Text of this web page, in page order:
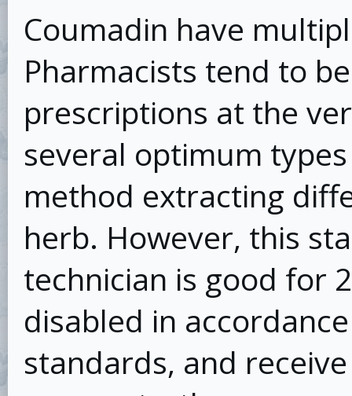
Coumadin have
Pharmacists tend to
prescriptions at the
several optimum
method extracting
herb. However, this
technician is good for
disabled in
standards, and